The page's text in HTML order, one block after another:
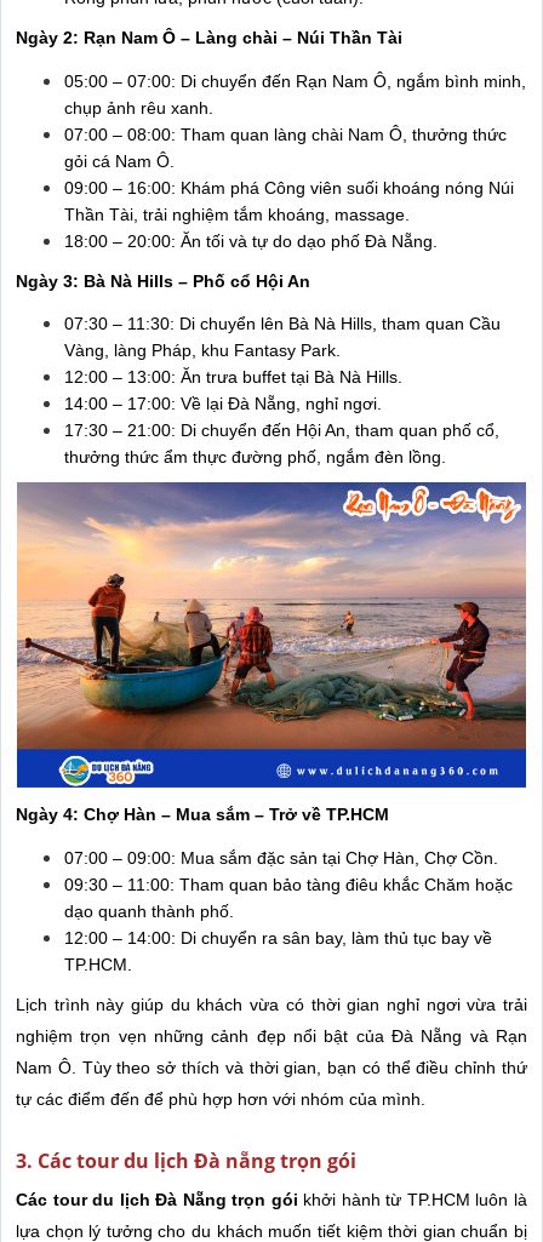
Ngày 2: Rạn Nam Ô – Làng chài – Núi Thần Tài
05:00 – 07:00: Di chuyển đến Rạn Nam Ô, ngắm bình minh,
chụp ảnh rêu xanh.
07:00 – 08:00: Tham quan làng chài Nam Ô, thưởng thức
gỏi cá Nam Ô.
09:00 – 16:00: Khám phá Công viên suối khoáng nóng Núi
Thần Tài, trải nghiệm tắm khoáng, massage.
18:00 – 20:00: Ăn tối và tự do dạo phố Đà Nẵng.
Ngày 3: Bà Nà Hills – Phố cổ Hội An
07:30 – 11:30: Di chuyển lên Bà Nà Hills, tham quan Cầu
Vàng, làng Pháp, khu Fantasy Park.
12:00 – 13:00: Ăn trưa buffet tại Bà Nà Hills.
14:00 – 17:00: Về lại Đà Nẵng, nghỉ ngơi.
17:30 – 21:00: Di chuyển đến Hội An, tham quan phố cổ,
thưởng thức ẩm thực đường phố, ngắm đèn lồng.
Ngày 4: Chợ Hàn – Mua sắm – Trở về TP.HCM
07:00 – 09:00: Mua sắm đặc sản tại Chợ Hàn, Chợ Cồn.
09:30 – 11:00: Tham quan bảo tàng điêu khắc Chăm hoặc
dạo quanh thành phố.
12:00 – 14:00: Di chuyển ra sân bay, làm thủ tục bay về
TP.HCM.
Lịch trình này giúp du khách vừa có thời gian nghỉ ngơi vừa trải
nghiệm trọn vẹn những cảnh đẹp nổi bật của Đà Nẵng và Rạn
Nam Ô. Tùy theo sở thích và thời gian, bạn có thể điều chỉnh thứ
tự các điểm đến để phù hợp hơn với nhóm của mình.
3. Các tour du lịch Đà nẵng trọn gói
Các tour du lịch Đà Nẵng trọn gói khởi hành từ TP.HCM luôn là
lựa chọn lý tưởng cho du khách muốn tiết kiệm thời gian chuẩn bị